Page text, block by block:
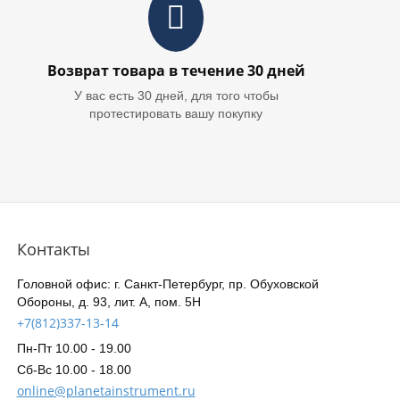
Возврат товара в течение 30 дней
У вас есть 30 дней, для того чтобы
протестировать вашу покупку
Контакты
Головной офис: г. Санкт-Петербург, пр. Обуховской
Обороны, д. 93, лит. А, пом. 5Н
+7(812)337-13-14
Пн-Пт 10.00 - 19.00
Сб-Вс 10.00 - 18.00
online@planetainstrument.ru